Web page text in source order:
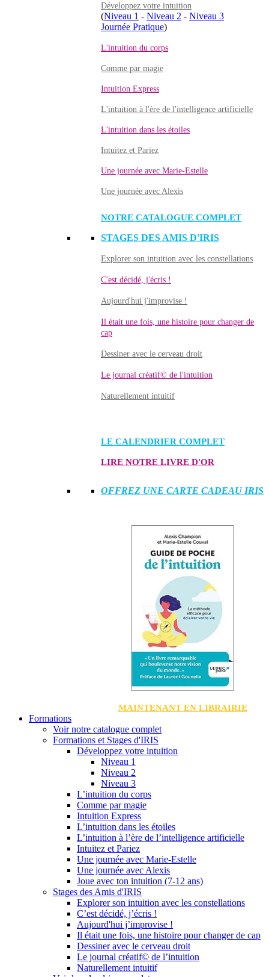
Développez votre intuition
(Niveau 1 - Niveau 2 - Niveau 3
Journée Pratique)
L'intuition du corps
Comme par magie
Intuition Express
L'intuition à l'ère de l'intelligence artificielle
L'intuition dans les étoiles
Intuitez et Pariez
Une journée avec Marie-Estelle
Une journée avec Alexis
NOTRE CATALOGUE COMPLET
STAGES DES AMIS D'IRIS
Explorer son intuition avec les constellations
C'est décidé, j'écris !
Aujourd'hui j'improvise !
Il était une fois, une histoire pour changer de
cap
Dessiner avec le cerveau droit
Le journal créatif© de l'intuition
Naturellement intuitif
LE CALENDRIER COMPLET
LIRE NOTRE LIVRE D'OR
OFFREZ UNE CARTE CADEAU IRIS
MAINTENANT EN LIBRAIRIE
Formations
Voir notre catalogue complet
Formations et Stages d'IRIS
Développez votre intuition
Niveau 1
Niveau 2
Niveau 3
L’intuition du corps
Comme par magie
Intuition Express
L’intuition dans les étoiles
L’intuition à l’ère de l’intelligence artificielle
Intuitez et Pariez
Une journée avec Marie-Estelle
Une journée avec Alexis
Joue avec ton intuition (7-12 ans)
Stages des Amis d'IRIS
Explorer son intuition avec les constellations
C’est décidé, j’écris !
Aujourd'hui j’improvise !
Il était une fois, une histoire pour changer de cap
Dessiner avec le cerveau droit
Le journal créatif© de l’intuition
Naturellement intuitif